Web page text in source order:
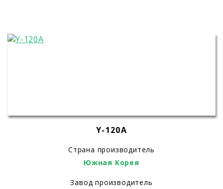
Y-120А
Страна производитель
Южная Корея
Завод производитель